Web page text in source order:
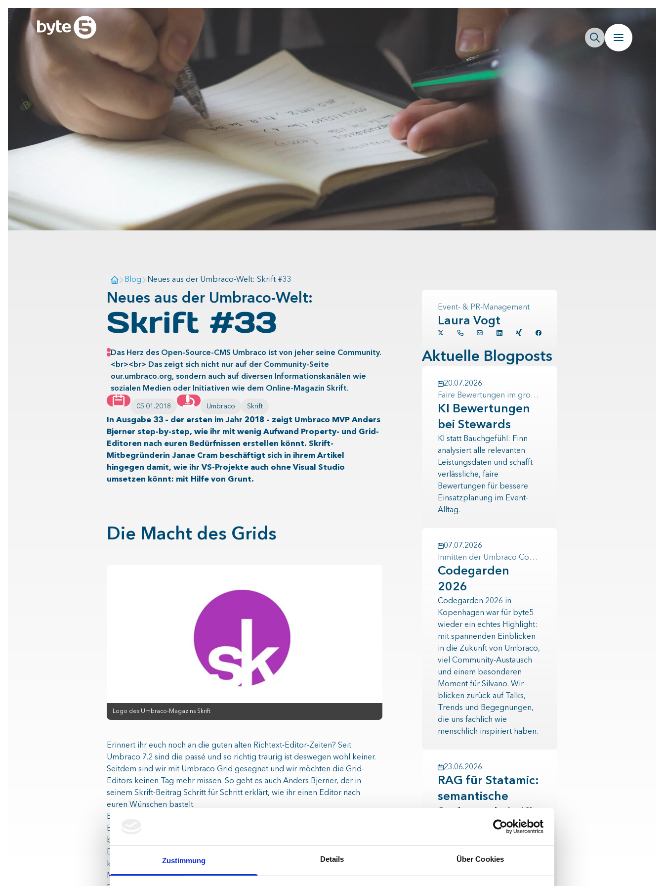
Zustimmung Details Über Cookies
Blog Neues aus der Umbraco-Welt: Skrift #33
Neues aus der Umbraco-Welt:
Skrift #33
Das Herz des Open-Source-CMS Umbraco ist von jeher seine Community.
<br><br> Das zeigt sich nicht nur auf der Community-Seite
our.umbraco.org, sondern auch auf diversen Informationskanälen wie
sozialen Medien oder Initiativen wie dem Online-Magazin Skrift.
05.01.2018 Umbraco Skrift
In Ausgabe 33 – der ersten im Jahr 2018 – zeigt Umbraco MVP Anders
Bjerner step-by-step, wie ihr mit wenig Aufwand Property- und Grid-
Editoren nach euren Bedürfnissen erstellen könnt. Skrift-
Mitbegründerin Janae Cram beschäftigt sich in ihrem Artikel
hingegen damit, wie ihr VS-Projekte auch ohne Visual Studio
umsetzen könnt: mit Hilfe von Grunt.
Die Macht des Grids
Logo des Umbraco-Magazins Skrift
Erinnert ihr euch noch an die guten alten Richtext-Editor-Zeiten? Seit
Umbraco 7.2 sind die passé und so richtig traurig ist deswegen wohl keiner.
Seitdem sind wir mit Umbraco Grid gesegnet und wir möchten die Grid-
Editors keinen Tag mehr missen. So geht es auch Anders Bjerner, der in
seinem Skrift-Beitrag Schritt für Schritt erklärt, wie ihr einen Editor nach
euren Wünschen bastelt.
Er ist überzeugt: Seine wahre Macht entfaltet der Grid erst, wenn ihr Custom-
Editors hinzufügt. Aber auch für alle, die sich denken „Einen eigenen Editor
bauen – das dauert doch bestimmt ewig!“ hat Anders eine Antwort parat.
Diese Antwort und Anders‘ schrittweise Anleitung zum Bauen eures Editors
könnt ihr
hier im Originalartikel lesen
Mehr zum im Beitrag erwähnten LeBlender erfahrt ihr übrigens in byte5-
Event- & PR-Management
Laura Vogt
Aktuelle Blogposts
20.07.2026
Faire Bewertungen im großen Stil
KI Bewertungen
bei Stewards
KI statt Bauchgefühl: Finn
analysiert alle relevanten
Leistungsdaten und schafft
verlässliche, faire
Bewertungen für bessere
Einsatzplanung im Event-
Alltag.
07.07.2026
Inmitten der Umbraco Community
Codegarden
2026
Codegarden 2026 in
Kopenhagen war für byte5
wieder ein echtes Highlight:
mit spannenden Einblicken
in die Zukunft von Umbraco,
viel Community-Austausch
und einem besonderen
Moment für Silvano. Wir
blicken zurück auf Talks,
Trends und Begegnungen,
die uns fachlich wie
menschlich inspiriert haben.
23.06.2026
RAG für Statamic:
semantische
Assistent für eure
Inhalte
Wir haben zwei Statamic-